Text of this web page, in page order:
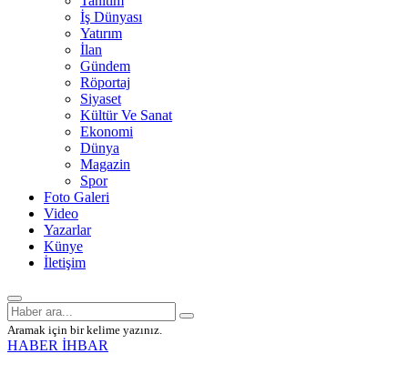
İş Dünyası
Yatırım
İlan
Gündem
Röportaj
Siyaset
Kültür Ve Sanat
Ekonomi
Dünya
Magazin
Spor
Foto Galeri
Video
Yazarlar
Künye
İletişim
Aramak için bir kelime yazınız.
HABER İHBAR